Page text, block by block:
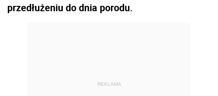
przedłużeniu do dnia porodu.
REKLAMA